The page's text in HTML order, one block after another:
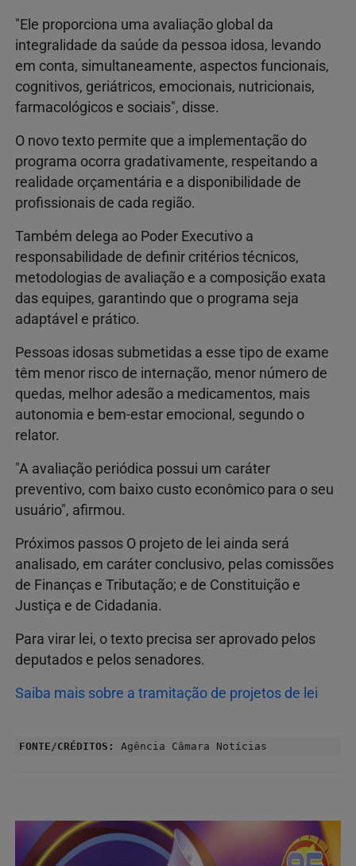
"Ele proporciona uma avaliação global da
integralidade da saúde da pessoa idosa, levando
em conta, simultaneamente, aspectos funcionais,
cognitivos, geriátricos, emocionais, nutricionais,
farmacológicos e sociais", disse.
O novo texto permite que a implementação do
programa ocorra gradativamente, respeitando a
realidade orçamentária e a disponibilidade de
profissionais de cada região.
Também delega ao Poder Executivo a
responsabilidade de definir critérios técnicos,
metodologias de avaliação e a composição exata
das equipes, garantindo que o programa seja
adaptável e prático.
Pessoas idosas submetidas a esse tipo de exame
têm menor risco de internação, menor número de
quedas, melhor adesão a medicamentos, mais
autonomia e bem-estar emocional, segundo o
relator.
"A avaliação periódica possui um caráter
preventivo, com baixo custo econômico para o seu
usuário", afirmou.
Próximos passos O projeto de lei ainda será
analisado, em caráter conclusivo, pelas comissões
de Finanças e Tributação; e de Constituição e
Justiça e de Cidadania.
Para virar lei, o texto precisa ser aprovado pelos
deputados e pelos senadores.
Saiba mais sobre a tramitação de projetos de lei
FONTE/CRÉDITOS: Agência Câmara Notícias